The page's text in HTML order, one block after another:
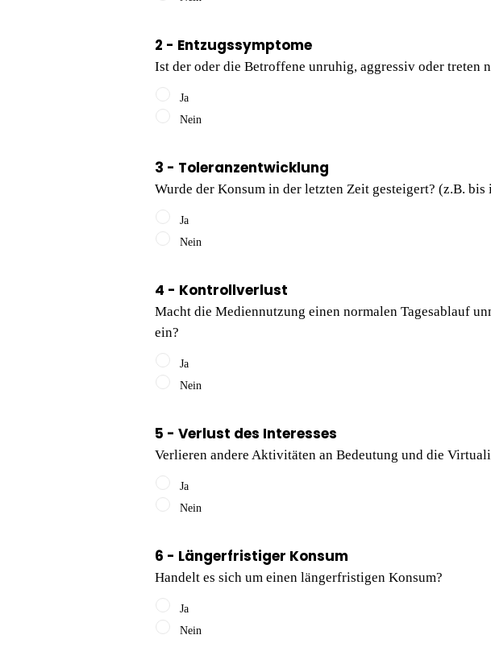
2 - Entzugssymptome
Ist der oder die Betroffene unruhig, aggressiv oder treten
Ja
Nein
3 - Toleranzentwicklung
Wurde der Konsum in der letzten Zeit gesteigert? (z.B.
Ja
Nein
4 - Kontrollverlust
Macht die Mediennutzung einen normalen Tagesablauf
ein?
Ja
Nein
5 - Verlust des Interesses
Verlieren andere Aktivitäten an Bedeutung und die
Ja
Nein
6 - Längerfristiger Konsum
Handelt es sich um einen längerfristigen Konsum?
Ja
Nein